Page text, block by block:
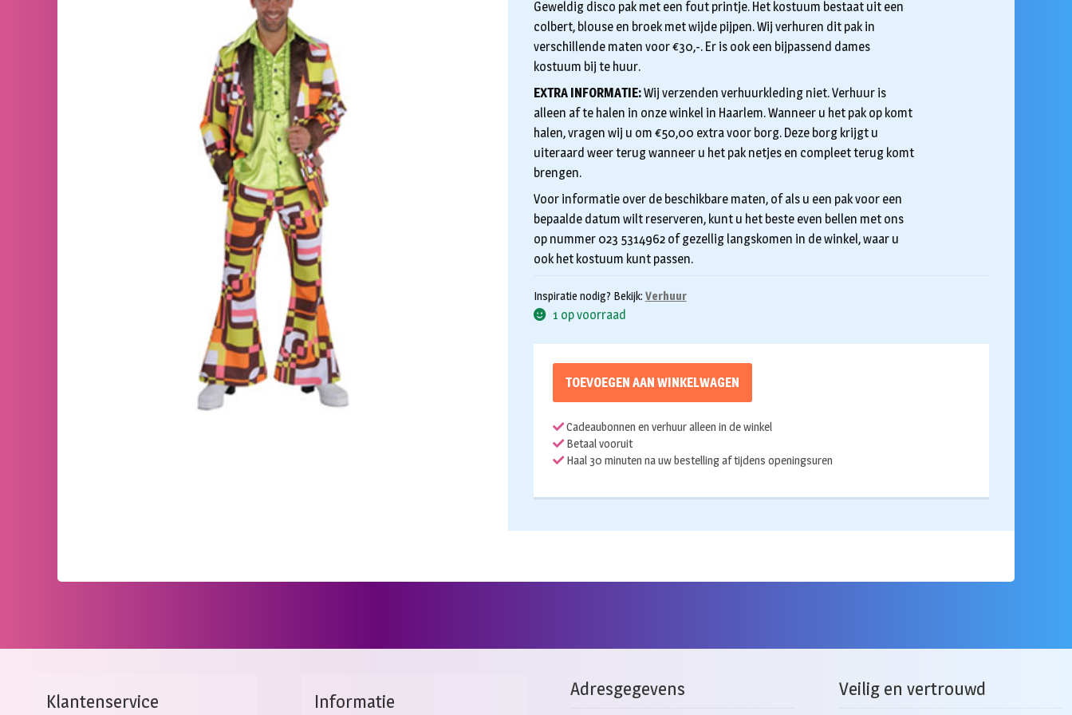
Geweldig disco pak met een fout printje. Het kostuum bestaat uit een
colbert, blouse en broek met wijde pijpen. Wij verhuren dit pak in
verschillende maten voor €30,-. Er is ook een bijpassend dames
kostuum bij te huur.
EXTRA INFORMATIE:Wij verzenden verhuurkleding niet. Verhuur is
alleen af te halen in onze winkel in Haarlem. Wanneer u het pak op komt
halen, vragen wij u om €50,00 extra voor borg. Deze borg krijgt u
uiteraard weer terug wanneer u het pak netjes en compleet terug komt
brengen.
Voor informatie over de beschikbare maten, of als u een pak voor een
bepaalde datum wilt reserveren, kunt u het beste even bellen met ons
op nummer 023 5314962 of gezellig langskomen in de winkel, waar u
ook het kostuum kunt passen.
Inspiratie nodig? Bekijk: Verhuur
1 op voorraad
TOEVOEGEN AAN WINKELWAGEN
Cadeaubonnen en verhuur alleen in de winkel
Betaal vooruit
Haal 30 minuten na uw bestelling af tijdens openingsuren
Klantenservice Informatie
Adresgegevens Veilig en vertrouwd